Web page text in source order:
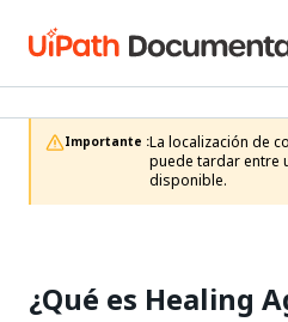
Importante :La localización de
puede tardar entre
disponible.
¿Qué es Healing